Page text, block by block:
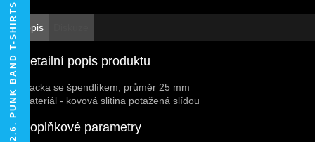
Popis
Detailní popis produktu
Placka se špendlíkem, průměr 25 mm
Materiál - kovová slitina potažená slídou
Doplňkové parametry
2.6. PUNK BAND T-SHIRTS